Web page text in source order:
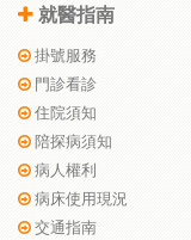
就醫指南
掛號服務
門診看診
住院須知
陪探病須知
病人權利
病床使用現況
交通指南